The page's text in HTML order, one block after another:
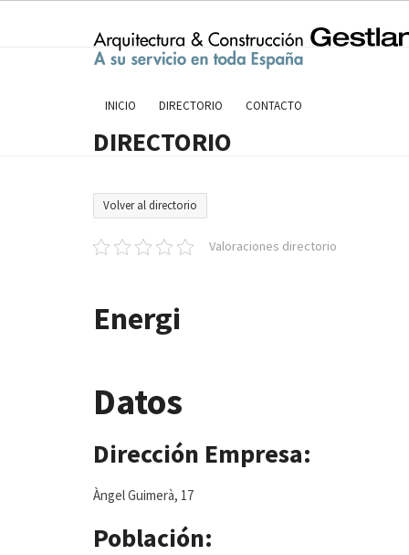
INICIO DIRECTORIO CONTACTO
DIRECTORIO
Volver al directorio
Valoraciones directorio
Energi
Datos
Dirección Empresa:
Àngel Guimerà, 17
Población: